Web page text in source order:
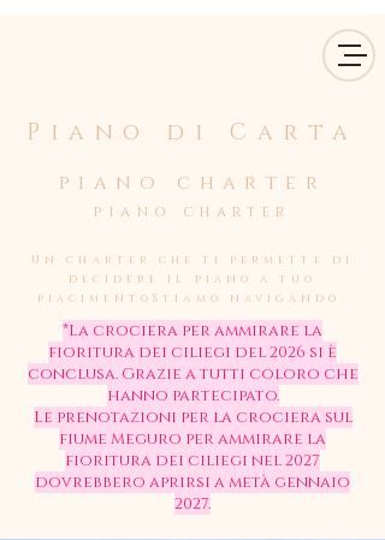
Piano di Carta
piano charter
piano charter
Un charter che ti permette di
decidere il piano a tuo
piacimentoStiamo navigando.
*La crociera per ammirare la
fioritura dei ciliegi del 2026 si è
conclusa. Grazie a tutti coloro che
hanno partecipato.
Le prenotazioni per la crociera sul
fiume Meguro per ammirare la
fioritura dei ciliegi nel 2027
dovrebbero aprirsi a metà gennaio
2027.